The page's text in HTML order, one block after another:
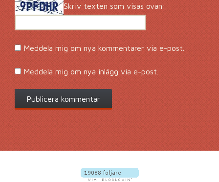
Skriv texten som visas ovan:
Meddela mig om nya kommentarer via e-post.
Meddela mig om nya inlägg via e-post.